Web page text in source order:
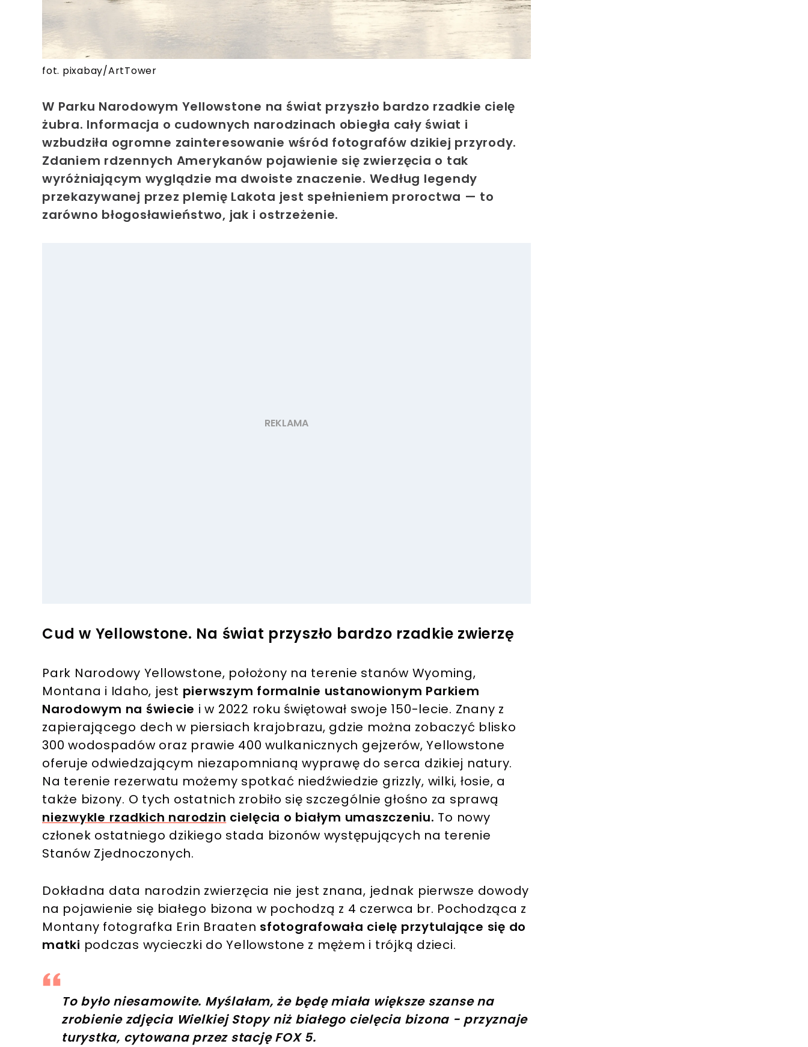
fot. pixabay/ArtTower
W Parku Narodowym Yellowstone na świat przyszło bardzo rzadkie cielę
żubra. Informacja o cudownych narodzinach obiegła cały świat i
wzbudziła ogromne zainteresowanie wśród fotografów dzikiej przyrody.
Zdaniem rdzennych Amerykanów pojawienie się zwierzęcia o tak
wyróżniającym wyglądzie ma dwoiste znaczenie. Według legendy
przekazywanej przez plemię Lakota jest spełnieniem proroctwa — to
zarówno błogosławieństwo, jak i ostrzeżenie.
Cud w Yellowstone. Na świat przyszło bardzo rzadkie zwierzę
Park Narodowy Yellowstone, położony na terenie stanów Wyoming,
Montana i Idaho, jest pierwszym formalnie ustanowionym Parkiem
Narodowym na świecie i w 2022 roku świętował swoje 150-lecie. Znany z
zapierającego dech w piersiach krajobrazu, gdzie można zobaczyć blisko
300 wodospadów oraz prawie 400 wulkanicznych gejzerów, Yellowstone
oferuje odwiedzającym niezapomnianą wyprawę do serca dzikiej natury.
Na terenie rezerwatu możemy spotkać niedźwiedzie grizzly, wilki, łosie, a
także bizony. O tych ostatnich zrobiło się szczególnie głośno za sprawą
niezwykle rzadkich narodzin cielęcia o białym umaszczeniu. To nowy
członek ostatniego dzikiego stada bizonów występujących na terenie
Stanów Zjednoczonych.
Dokładna data narodzin zwierzęcia nie jest znana, jednak pierwsze dowody
na pojawienie się białego bizona w pochodzą z 4 czerwca br. Pochodząca z
Montany fotografka Erin Braaten sfotografowała cielę przytulające się do
matki podczas wycieczki do Yellowstone z mężem i trójką dzieci.
To było niesamowite. Myślałam, że będę miała większe szanse na
zrobienie zdjęcia Wielkiej Stopy niż białego cielęcia bizona - przyznaje
turystka, cytowana przez stację FOX 5.